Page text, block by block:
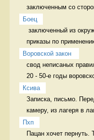
заключенным со
Боец
приказы по
Воровской закон
свод неписаных
20 - 50-е годы
Ксива
Записка, письмо.
камеру, из лагеря в
Пхп
Пацан хочет пернуть.